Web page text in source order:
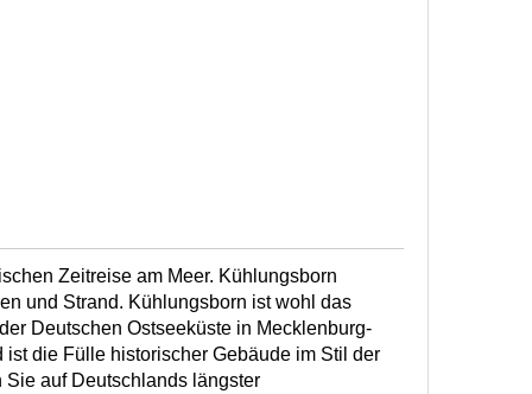
Zeitreise am Meer. Kühlungsborn
und Strand. Kühlungsborn ist wohl das
Deutschen Ostseeküste in Mecklenburg-
ist die Fülle historischer Gebäude im Stil der
Sie auf Deutschlands längster